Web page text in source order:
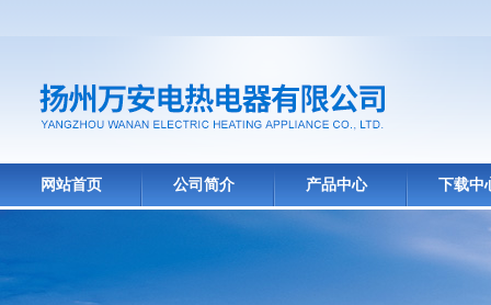
网站首页 公司简介 产品中心 下载中